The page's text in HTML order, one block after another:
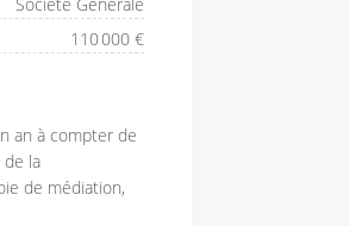
110 000 €
an à compter de
de la
de médiation,